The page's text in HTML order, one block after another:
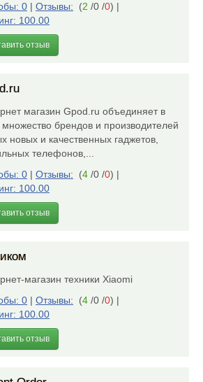
0 | Отзывы: (2 /0 /0) |
100.00
отзыв
магазин Gpod.ru объединяет в
брендов и производителей
новых и качественных гаджетов,
телефонов,...
0 | Отзывы: (4 /0 /0) |
100.00
отзыв
магазин техники Xiaomi
0 | Отзывы: (4 /0 /0) |
100.00
отзыв